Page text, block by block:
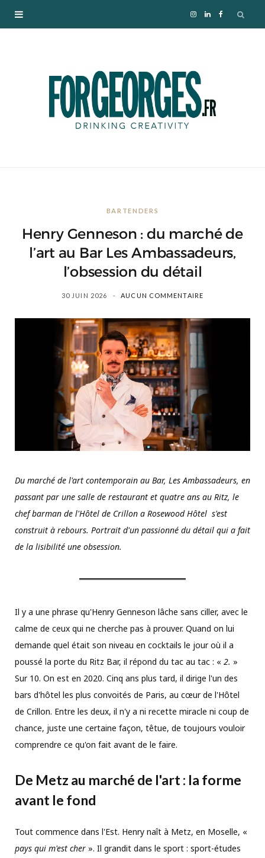
I
s
m
L
k
BARTENDERS
Henry Genneson : du marché de
l’art au Bar Les Ambassadeurs,
l’obsession du détail
30 JUIN 2026 AUCUN COMMENTAIRE
Du marché de l'art contemporain au Bar, Les Ambassadeurs, en
passant par une salle de restaurant et quatre ans au Ritz, le
chef barman de l'Hôtel de Crillon a Rosewood Hôtel s'est
construit à rebours. Portrait d'un passionné du détail qui a fait
de la lisibilité une obsession.
Il y a une phrase qu'Henry Genneson lâche sans ciller, avec le
calme de ceux qui ne cherche pas à prouver. Quand on lui
demande quel était son niveau en cocktails le jour où il a
poussé la porte du Ritz Bar, il répond du tac au tac : « 2. »
Sur 10. On est en 2020. Cinq ans plus tard, il dirige l'un des
bars d'hôtel les plus convoités de Paris, au cœur de l'Hôtel
de Crillon. Entre les deux, il n'y a ni recette miracle ni coup de
chance, juste une certaine façon, têtue, de toujours vouloir
comprendre ce qu'on fait avant de le faire.
De Metz au marché de l'art : la forme
avant le fond
Tout commence dans l'Est. Henry naît à Metz, en Moselle, «
pays qui m'est cher ». Il grandit dans le sport : sport-études